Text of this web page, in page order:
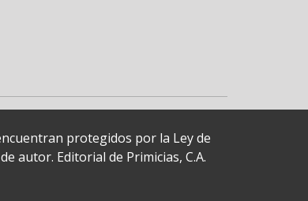
protegidos por la Ley de
autor. Editorial de Primicias, C.A.